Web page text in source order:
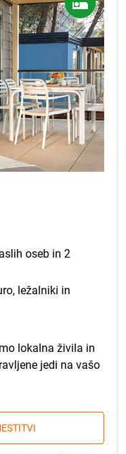
oseb in 2
ležalniki in
lokalna živila in
jedi na vašo